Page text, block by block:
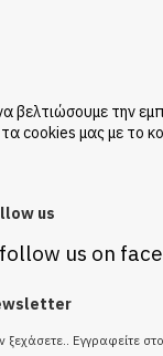
την
cookies μας με το
us
ξεχάσετε.. Εγγραφείτε